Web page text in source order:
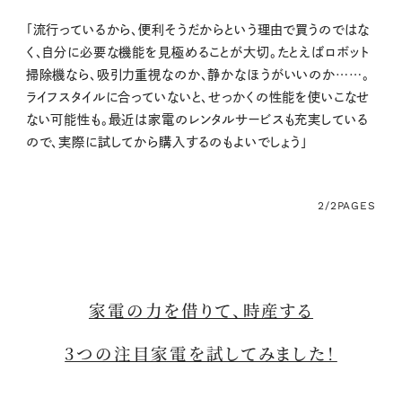
「流行っているから、便利そうだからという理由で買うのではな
く、自分に必要な機能を見極めることが大切。たとえばロボット
掃除機なら、吸引力重視なのか、静かなほうがいいのか……。
ライフスタイルに合っていないと、せっかくの性能を使いこなせ
ない可能性も。最近は家電のレンタルサービスも充実している
ので、実際に試してから購入するのもよいでしょう」
2/2PAGES
家電の力を借りて、時産する
3つの注目家電を試してみました！